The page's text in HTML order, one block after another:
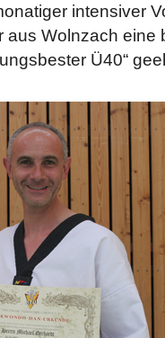
intensiver
aus Wolnzach eine
Ü40“